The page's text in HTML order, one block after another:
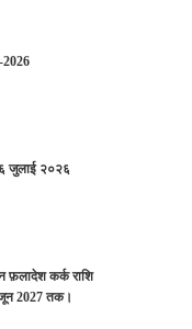
2026
जुलाई २०२६
फ़लादेश कर्क राशि
2027 तक।